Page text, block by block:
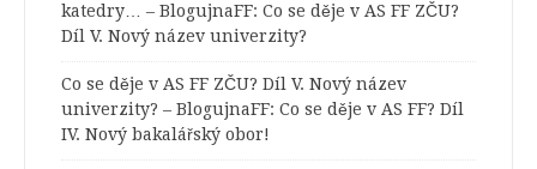
katedry… – BlogujnaFF: Co se děje v AS FF ZČU?
Díl V. Nový název univerzity?
Co se děje v AS FF ZČU? Díl V. Nový název
univerzity? – BlogujnaFF: Co se děje v AS FF? Díl
IV. Nový bakalářský obor!